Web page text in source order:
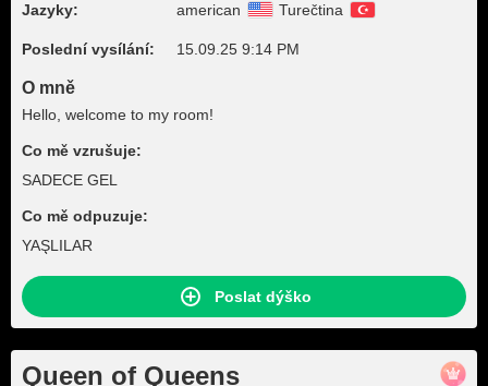
Jazyky: american Turečtina
Poslední vysílání: 15.09.25 9:14 PM
O mně
Hello, welcome to my room!
Co mě vzrušuje:
SADECE GEL
Co mě odpuzuje:
YAŞLILAR
Poslat dýško
Queen of Queens